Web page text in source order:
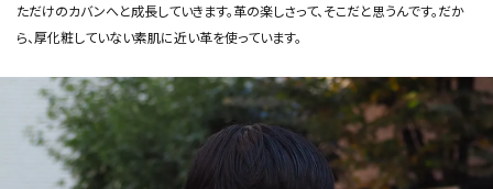
ただけのカバンへと成長していきます。革の楽しさって、そこだと思うんです。だか
ら、厚化粧していない素肌に近い革を使っています。